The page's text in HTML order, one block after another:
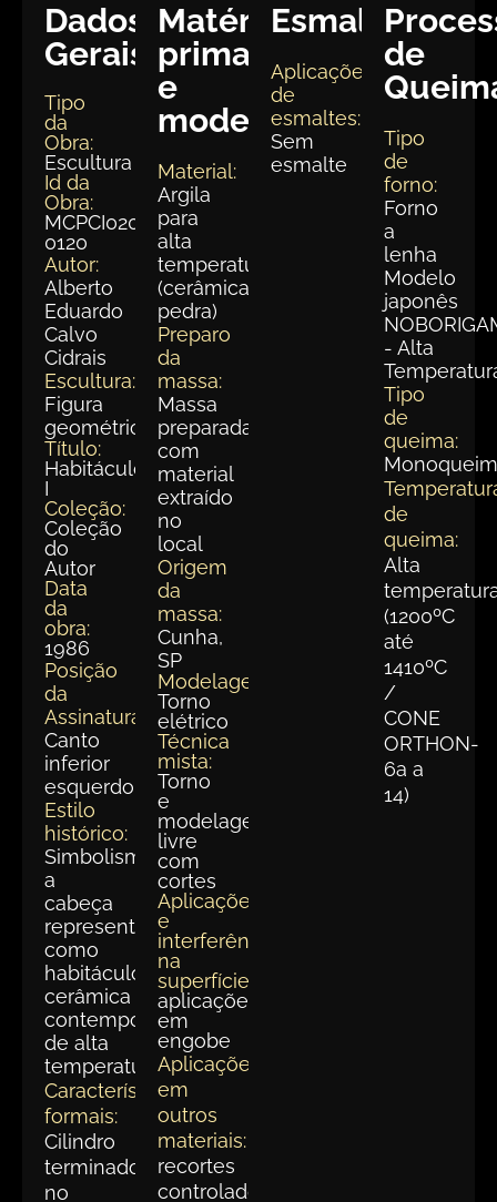
Dados
Gerais:
Tipo
da
Obra:
Escultura
Id da
Obra:
MCPCI020-
0120
Autor:
Alberto
Eduardo
Calvo
Cidrais
Escultura:
Figura
geométrica
Título:
Habitáculo
I
Coleção:
Coleção
do
Autor
Data
da
obra:
1986
Posição
da
Assinatura:
Canto
inferior
esquerdo
Estilo
histórico:
Simbolismo:
a
cabeça
representada
como
habitáculo,
cerâmica
contemporânea
de alta
temperatura.
Características
formais:
Cilindro
terminado
no
Matéria
prima
e
modelagem
Material:
Argila
para
alta
temperatura
(cerâmica
pedra)
Preparo
da
massa:
Massa
preparada
com
material
extraído
no
local
Origem
da
massa:
Cunha,
SP
Modelagem:
Torno
elétrico
Técnica
mista:
Torno
e
modelagem
livre
com
cortes
Aplicações
e
interferências
na
superfície:
aplicações
em
engobe
Aplicações
em
outros
materiais:
recortes
controlados
Esmaltação
Aplicações
de
esmaltes:
Sem
esmalte
de
Tipo
de
forno:
Forno
a
lenha
Modelo
japonês
- Alta
Tipo
de
queima:
de
queima:
Alta
(1200ºC
até
1410ºC
/
CONE
ORTHON-
6a a
14)